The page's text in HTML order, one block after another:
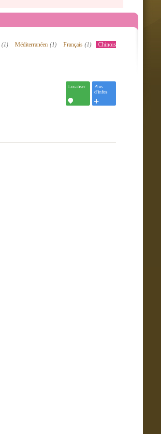
(1) Méditerranéen (1) Français (1)
Chinois
Plus
d'infos
Localiser